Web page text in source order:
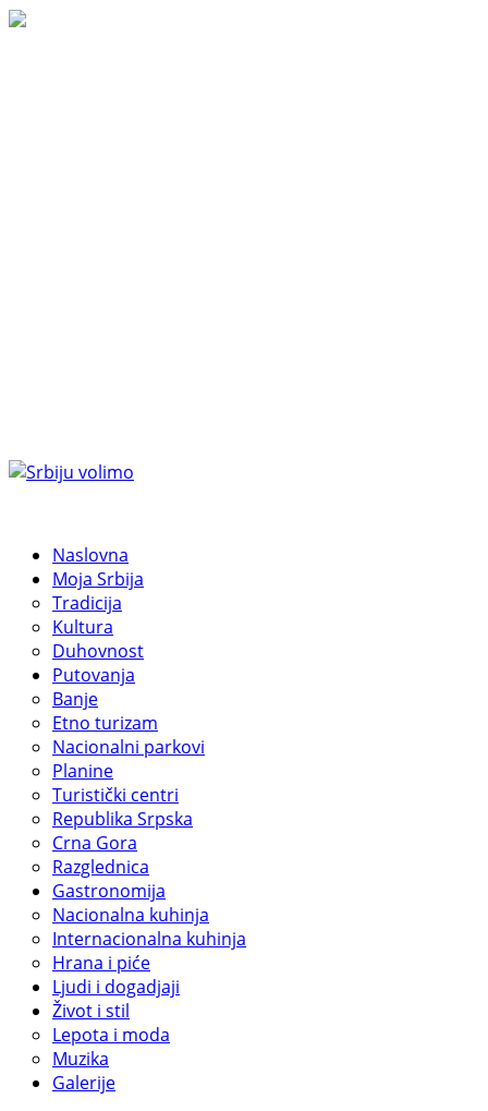
Naslovna
Moja Srbija
Tradicija
Kultura
Duhovnost
Putovanja
Banje
Etno turizam
Nacionalni parkovi
Planine
Turistički centri
Republika Srpska
Crna Gora
Razglednica
Gastronomija
Nacionalna kuhinja
Internacionalna kuhinja
Hrana i piće
Ljudi i dogadjaji
Život i stil
Lepota i moda
Muzika
Galerije